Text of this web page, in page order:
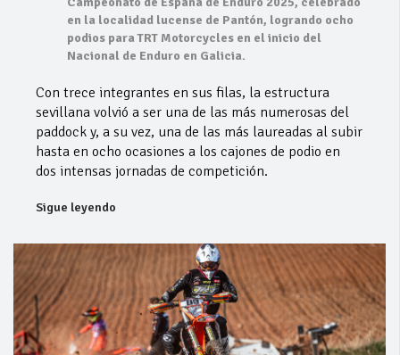
en la localidad lucense de Pantón, logrando ocho
podios para TRT Motorcycles en el inicio del
Nacional de Enduro en Galicia.
Con trece integrantes en sus filas, la estructura
sevillana volvió a ser una de las más numerosas del
paddock y, a su vez, una de las más laureadas al subir
hasta en ocho ocasiones a los cajones de podio en
dos intensas jornadas de competición.
Sigue leyendo